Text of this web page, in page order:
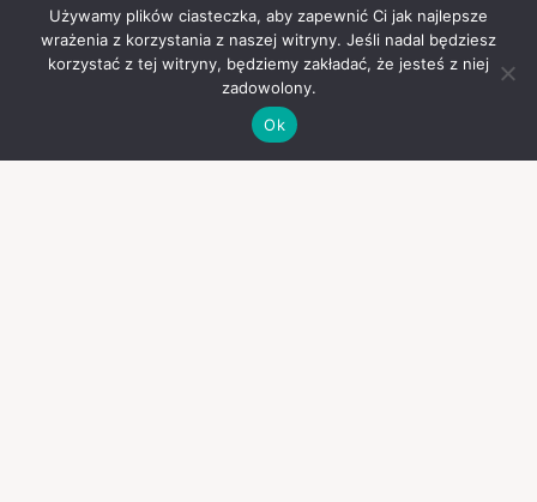
Używamy plików ciasteczka, aby zapewnić Ci jak najlepsze
wrażenia z korzystania z naszej witryny. Jeśli nadal będziesz
korzystać z tej witryny, będziemy zakładać, że jesteś z niej
zadowolony.
Ok